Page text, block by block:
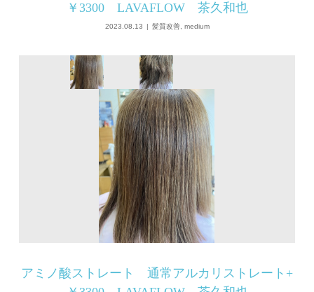
￥3300 LAVAFLOW 茶久和也
2023.08.13 髪質改善, medium
アミノ酸ストレート 通常アルカリストレート+